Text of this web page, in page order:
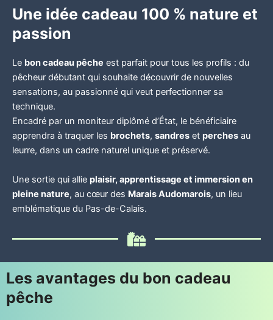
Une idée cadeau 100 % nature et
passion
Le bon cadeau pêche est parfait pour tous les profils : du
pêcheur débutant qui souhaite découvrir de nouvelles
sensations, au passionné qui veut perfectionner sa
technique.
Encadré par un moniteur diplômé d’État, le bénéficiaire
apprendra à traquer les brochets, sandres et perches au
leurre, dans un cadre naturel unique et préservé.
Une sortie qui allie plaisir, apprentissage et immersion en
pleine nature, au cœur des Marais Audomarois, un lieu
emblématique du Pas-de-Calais.
Les avantages du bon cadeau
pêche